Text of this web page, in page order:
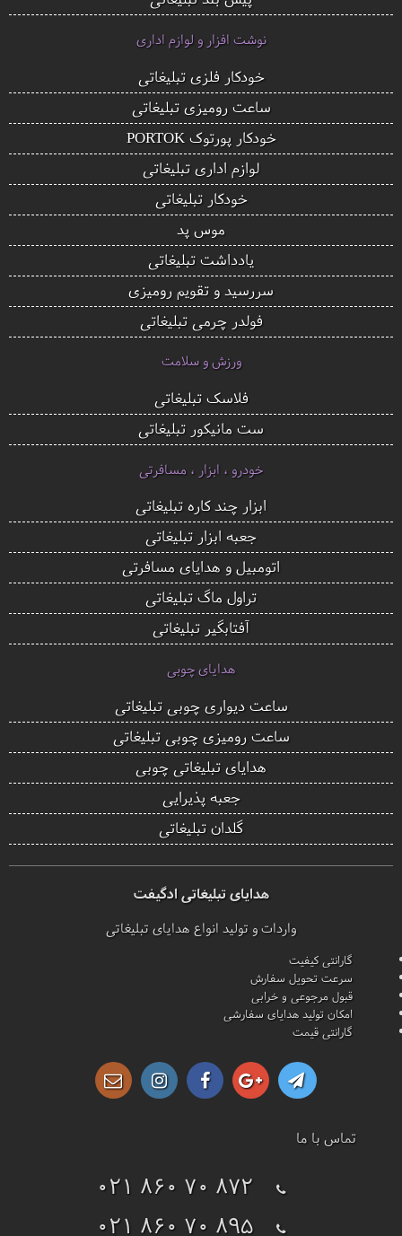
نوشت افزار و لوازم اداری
خودکار فلزی تبلیغاتی
ساعت رومیزی تبلیغاتی
خودکار پورتوک PORTOK
لوازم اداری تبلیغاتی
خودکار تبلیغاتی
موس پد
یادداشت تبلیغاتی
سررسید و تقویم رومیزی
فولدر چرمی تبلیغاتی
ورزش و سلامت
فلاسک تبلیغاتی
ست مانیکور تبلیغاتی
خودرو ، ابزار ، مسافرتی
ابزار چند کاره تبلیغاتی
جعبه ابزار تبلیغاتی
اتومبیل و هدایای مسافرتی
تراول ماگ تبلیغاتی
آفتابگیر تبلیغاتی
هدایای چوبی
ساعت دیواری چوبی تبلیغاتی
ساعت رومیزی چوبی تبلیغاتی
هدایای تبلیغاتی چوبی
جعبه پذیرایی
گلدان تبلیغاتی
هدایای تبلیغاتی ادگیفت
واردات و تولید انواع هدایای تبلیغاتی
گارانتی کیفیت
سرعت تحویل سفارش
قبول مرجوعی و خرابی
امکان تولید هدایای سفارشی
گارانتی قیمت
تماس با ما
021 860 70 872
021 860 70 895